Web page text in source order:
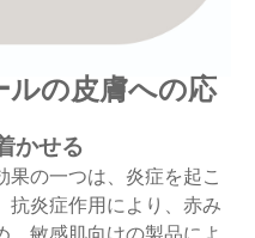
の皮膚への応
かせる
の一つは、炎症を起こ
抗炎症作用により、赤み